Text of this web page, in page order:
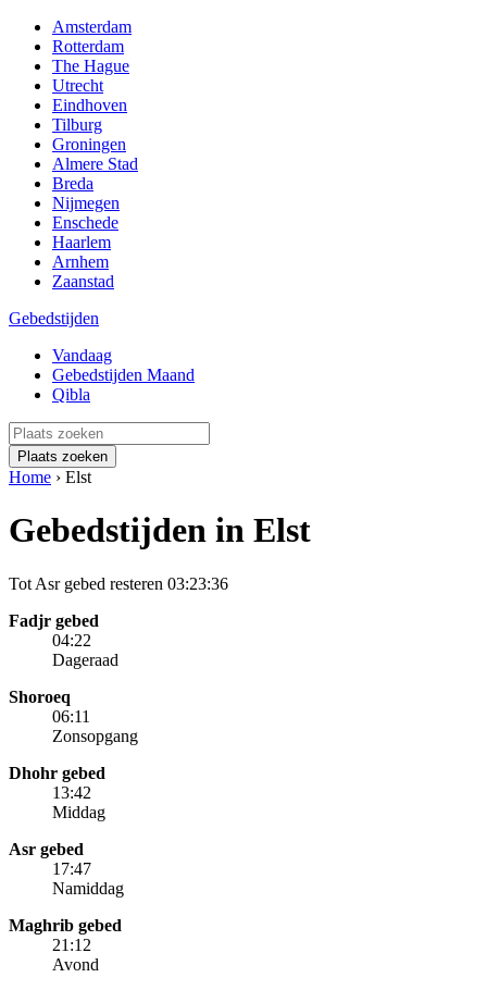
Amsterdam
Rotterdam
The Hague
Utrecht
Eindhoven
Tilburg
Groningen
Almere Stad
Breda
Nijmegen
Enschede
Haarlem
Arnhem
Zaanstad
Gebedstijden
Vandaag
Gebedstijden Maand
Qibla
Plaats zoeken
Home › Elst
Gebedstijden in Elst
Tot Asr gebed resteren 03:23:36
Fadjr gebed
04:22
Dageraad
Shoroeq
06:11
Zonsopgang
Dhohr gebed
13:42
Middag
Asr gebed
17:47
Namiddag
Maghrib gebed
21:12
Avond